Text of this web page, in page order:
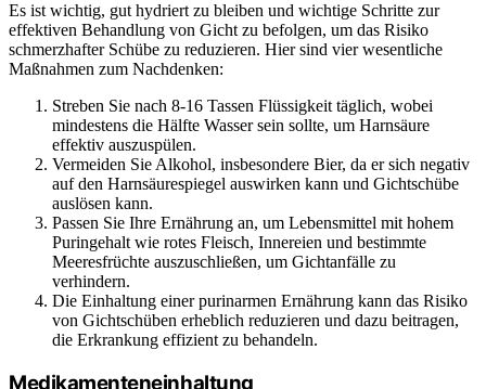
Es ist wichtig, gut hydriert zu bleiben und wichtige Schritte zur
effektiven Behandlung von Gicht zu befolgen, um das Risiko
schmerzhafter Schübe zu reduzieren. Hier sind vier wesentliche
Maßnahmen zum Nachdenken:
Streben Sie nach 8-16 Tassen Flüssigkeit täglich, wobei
mindestens die Hälfte Wasser sein sollte, um Harnsäure
effektiv auszuspülen.
Vermeiden Sie Alkohol, insbesondere Bier, da er sich negativ
auf den Harnsäurespiegel auswirken kann und Gichtschübe
auslösen kann.
Passen Sie Ihre Ernährung an, um Lebensmittel mit hohem
Puringehalt wie rotes Fleisch, Innereien und bestimmte
Meeresfrüchte auszuschließen, um Gichtanfälle zu
verhindern.
Die Einhaltung einer purinarmen Ernährung kann das Risiko
von Gichtschüben erheblich reduzieren und dazu beitragen,
die Erkrankung effizient zu behandeln.
Medikamenteneinhaltung